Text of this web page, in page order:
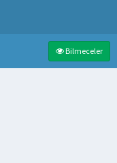
Bilmeceler